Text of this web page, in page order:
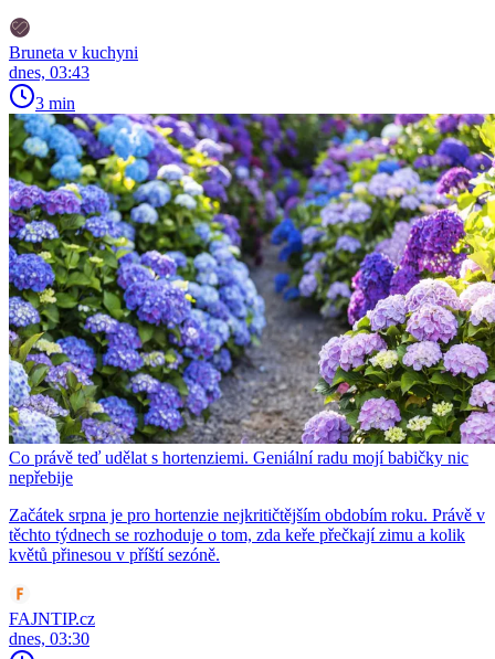
Bruneta v kuchyni
dnes, 03:43
3 min
Co právě teď udělat s hortenziemi. Geniální radu mojí babičky nic
nepřebije
Začátek srpna je pro hortenzie nejkritičtějším obdobím roku. Právě v
těchto týdnech se rozhoduje o tom, zda keře přečkají zimu a kolik
květů přinesou v příští sezóně.
FAJNTIP.cz
dnes, 03:30